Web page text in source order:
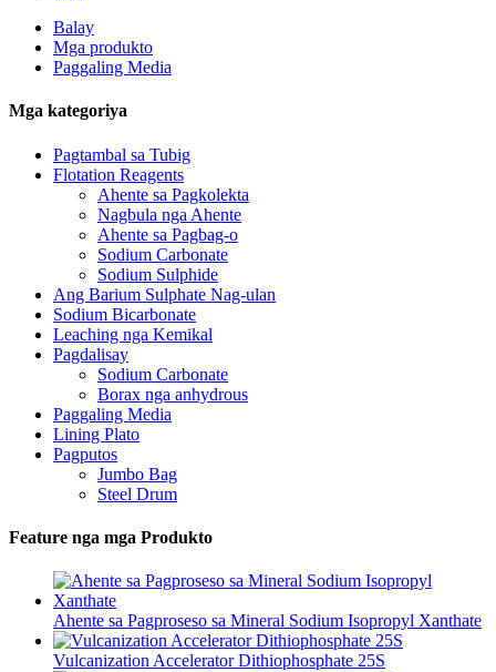
Balay
Mga produkto
Paggaling Media
Mga kategoriya
Pagtambal sa Tubig
Flotation Reagents
Ahente sa Pagkolekta
Nagbula nga Ahente
Ahente sa Pagbag-o
Sodium Carbonate
Sodium Sulphide
Ang Barium Sulphate Nag-ulan
Sodium Bicarbonate
Leaching nga Kemikal
Pagdalisay
Sodium Carbonate
Borax nga anhydrous
Paggaling Media
Lining Plato
Pagputos
Jumbo Bag
Steel Drum
Feature nga mga Produkto
Ahente sa Pagproseso sa Mineral Sodium Isopropyl Xanthate
Vulcanization Accelerator Dithiophosphate 25S